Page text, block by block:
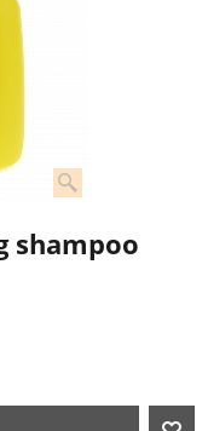
shampoo